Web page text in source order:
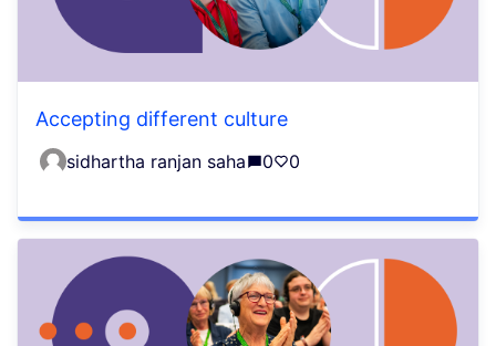
Accepting different culture
sidhartha ranjan saha 0 0